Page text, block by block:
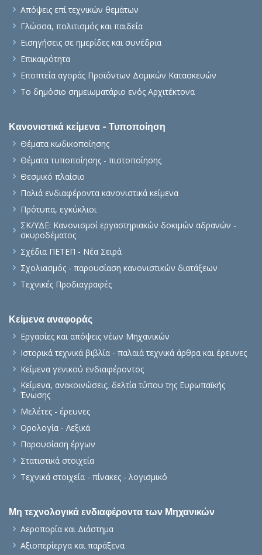
Απόψεις επί τεχνικών θεμάτων
Γλώσσα, πολιτισμός και παιδεία
Εισηγήσεις σε ημερίδες και συνέδρια
Επικαιρότητα
Εποπτεία αγοράς Προϊόντων Δομικών Κατασκευών
Το δημόσιο σημειωματάριο ενός Αρχιτέκτονα
Κανονιστικά κείμενα - Τυποποίηση
Θέματα κωδικοποίησης
Θέματα τυποποίησης - πιστοποίησης
Θεσμικό πλαίσιο
Παλιά ενδιαφέροντα κανονιστικά κείμενα
Πρότυπα, εγκύκλιοι
ΣΚ/ΥΔΕ: Κανονισμοί εργαστηριακών δοκιμών αδρανών -
σκυροδέματος
Σχέδια ΠΕΤΕΠ - Νέα Σειρά
Σχολιασμός - παρουσίαση κανονιστικών διατάξεων
Τεχνικές Προδιαγραφές
Κείμενα αναφοράς
Εργασίες και απόψεις νέων Μηχανικών
Ιστορικά τεχνικά βιβλία - παλαιά τεχνικά άρθρα και έρευνες
Κείμενα γενικού ενδιαφέροντος
Κείμενα, ανακοινώσεις, δελτία τύπου της Ευρωπαϊκής
Ένωσης
Μελέτες - έρευνες
Ορολογία - Λεξικά
Παρουσίαση έργων
Στατιστικά στοιχεία
Τεχνικά στοιχεία - πίνακες - λογισμικό
Μη τεχνολογικά ενδιαφέροντα των Μηχανικών
Αεροπορία και Διάστημα
Αξιοπερίεργα και παράξενα